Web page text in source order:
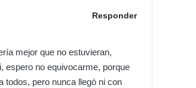
Responder
mejor que no estuvieran,
espero no equivocarme, porque
todos, pero nunca llegó ni con